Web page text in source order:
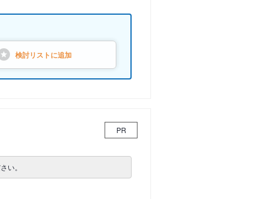
検討リストに追加
PR
い。